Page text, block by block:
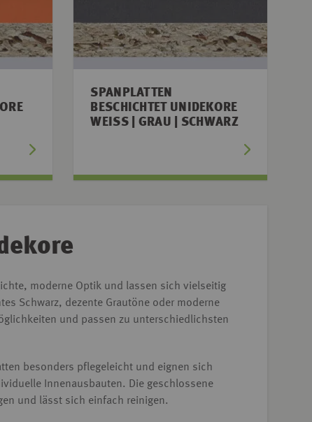
SPANPLATTEN
BESCHICHTET UNIDEKORE
WEISS | GRAU | SCHWARZ
moderne Optik und lassen sich vielseitig
Schwarz, dezente Grautöne oder moderne
und passen zu unterschiedlichsten
besonders pflegeleicht und eignen sich
Innenausbauten. Die geschlossene
und lässt sich einfach reinigen.